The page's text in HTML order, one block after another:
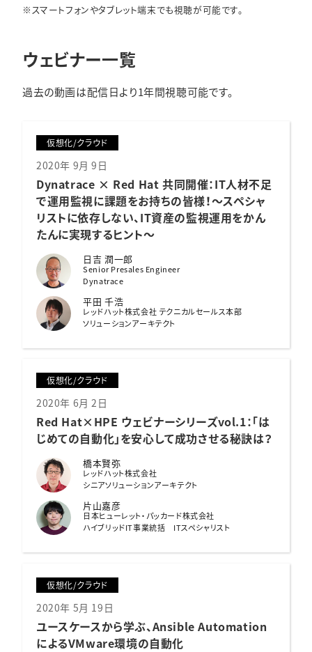
※スマートフォンやタブレット端末でも視聴が可能です。
ウェビナー一覧
過去の動画は配信日より1年間視聴可能です。
仮想化/クラウド
2020年 9月 9日
Dynatrace × Red Hat 共同開催：IT人材不足
で運用監視に課題をお持ちの皆様！〜スペシャ
リストに依存しない、IT資産の監視運用をかん
たんに実現するヒント〜
日吉 潤一郎
Senior Presales Engineer
Dynatrace
平田 千浩
レッドハット株式会社 テクニカルセールス本部
ソリューションアーキテクト
仮想化/クラウド
2020年 6月 2日
Red Hat×HPE ウェビナーシリーズvol.1：「は
じめての自動化」を安心して成功させる秘訣は？
橋本賢弥
レッドハット株式会社
シニアソリューションアーキテクト
片山嘉彦
日本ヒューレット・パッカード株式会社
ハイブリッドIT事業統括 ITスペシャリスト
仮想化/クラウド
2020年 5月 19日
ユースケースから学ぶ、Ansible Automation
によるVMware環境の自動化